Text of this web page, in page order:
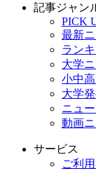
記事ジャン
PICK
最新
ラン
大学
小中
大学
ニュ
動画
サービス
ご利